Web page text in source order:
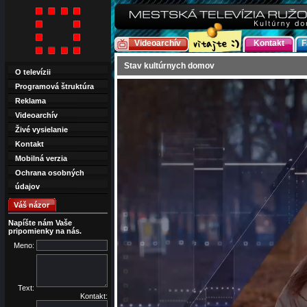
Videoarchív Kontakt
Stav kultúrnych domov
O televízii
Programová štruktúra
Reklama
Videoarchív
Živé vysielanie
Kontakt
Mobilná verzia
Ochrana osobných
údajov
Váš názor
Napíšte nám Vaše
pripomienky na nás.
Meno:
Text:
Kontakt: